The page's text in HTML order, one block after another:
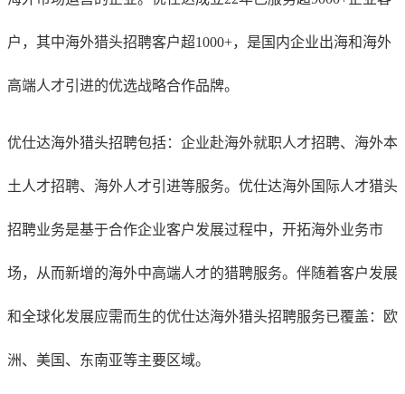
户，其中海外猎头招聘客户超1000+，是国内企业出海和海外
高端人才引进的优选战略合作品牌。
优仕达海外猎头招聘包括：企业赴海外就职人才招聘、海外本
土人才招聘、海外人才引进等服务。优仕达海外国际人才猎头
招聘业务是基于合作企业客户发展过程中，开拓海外业务市
场，从而新增的海外中高端人才的猎聘服务。伴随着客户发展
和全球化发展应需而生的优仕达海外猎头招聘服务已覆盖：欧
洲、美国、东南亚等主要区域。